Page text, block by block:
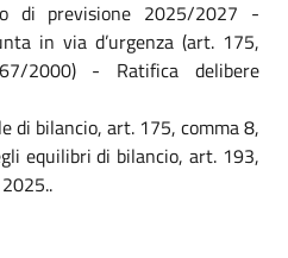
di previsione 2025/2027 -
in via d’urgenza (art. 175,
2000) - Ratifica delibere
di bilancio, art. 175, comma 8,
equilibri di bilancio, art. 193,